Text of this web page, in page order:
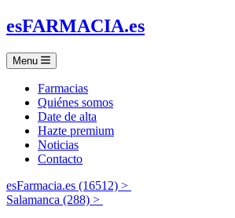
esFARMACIA.es
Menu
Farmacias
Quiénes somos
Date de alta
Hazte premium
Noticias
Contacto
esFarmacia.es (16512) >
Salamanca (288) >